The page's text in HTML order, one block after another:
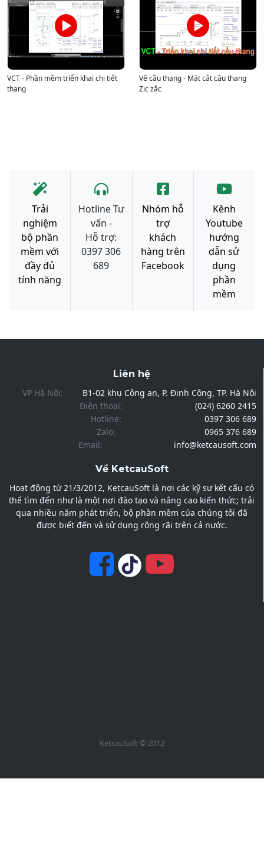
VCT - Phần mềm triển khai chi tiết
thang
Vẽ cầu thang - Mặt cắt cầu thang
Zic zắc
Trải
nghiệm
bộ phần
mềm với
đầy đủ
tính năng
Hotline Tư
vấn -
Hỗ trợ:
0397 306
689
Nhóm hỗ
trợ
khách
hàng trên
Facebook
Kênh
Youtube
hướng
dẫn sử
dụng
phần
mềm
Liên hệ
VP Hà Nội:
B1-02 khu Công an, P. Định Công, TP. Hà Nội
Điện thoại:
(024) 6260 2415
Hotline:
0397 306 689
Zalo:
0965 376 689
Email:
info@ketcausoft.com
Về KetcauSoft
Hoạt động từ 21/3/2012, KetcauSoft là nơi các kỹ sư kết cấu có
thể tìm đến như là một nơi đào tạo và nâng cao kiến thức; trải
qua nhiều năm phát triển, bộ phần mềm của chúng tôi đã
được biết đến và sử dụng rộng rãi trên cả nước.
KetcauSoft © 2012